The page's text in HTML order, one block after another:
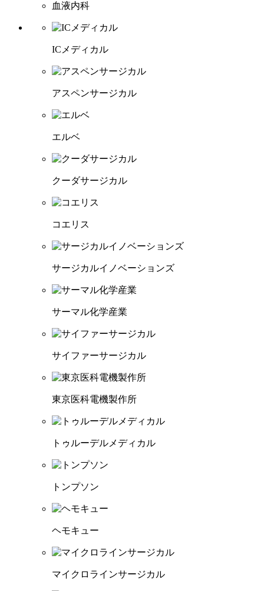
血液内科
ICメディカル
アスペンサージカル
エルベ
クーダサージカル
コエリス
サージカルイノベーションズ
サーマル化学産業
サイファーサージカル
東京医科電機製作所
トゥルーデルメディカル
トンプソン
ヘモキュー
マイクロラインサージカル